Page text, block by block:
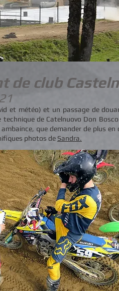
de club
et météo) et un passage de
de Catelnuovo Don
que demander de plus
photos de Sandra.